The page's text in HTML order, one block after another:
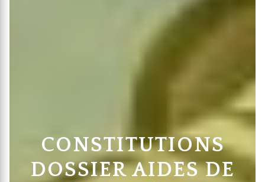
CONSTITUTIONS
DOSSIER AIDES DE